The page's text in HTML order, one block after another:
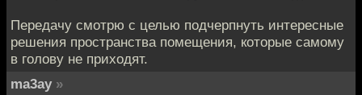
Передачу смотрю с целью подчерпнуть интересные
решения пространства помещения, которые самому
в голову не приходят.
ma3ay »